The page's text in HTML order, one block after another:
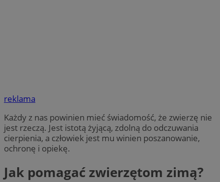
reklama
Każdy z nas powinien mieć świadomość, że zwierzę nie
jest rzeczą. Jest istotą żyjącą, zdolną do odczuwania
cierpienia, a człowiek jest mu winien poszanowanie,
ochronę i opiekę.
Jak pomagać zwierzętom zimą?